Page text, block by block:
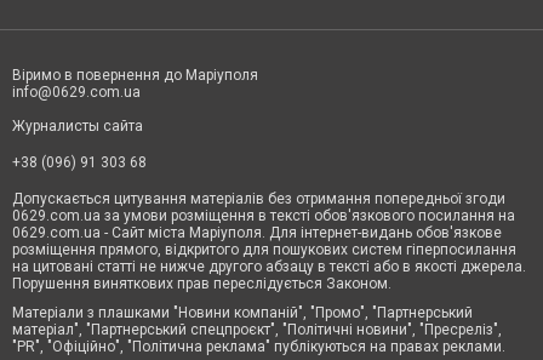
Віримо в повернення до Маріуполя
info@0629.com.ua
Журналисты сайта
+38 (096) 91 303 68
Допускається цитування матеріалів без отримання попередньої згоди
0629.com.ua за умови розміщення в тексті обов'язкового посилання на
0629.com.ua - Сайт міста Маріуполя. Для інтернет-видань обов'язкове
розміщення прямого, відкритого для пошукових систем гіперпосилання
на цитовані статті не нижче другого абзацу в тексті або в якості джерела.
Порушення виняткових прав переслідується Законом.
Матеріали з плашками "Новини компаній", "Промо", "Партнерський
матеріал", "Партнерський спецпроєкт", "Політичні новини", "Пресреліз",
"PR", "Офіційно", "Політична реклама" публікуються на правах реклами.